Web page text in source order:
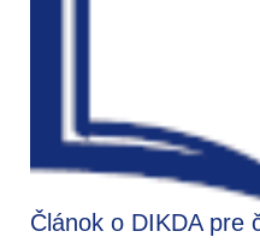
Článok o DIKDA pre